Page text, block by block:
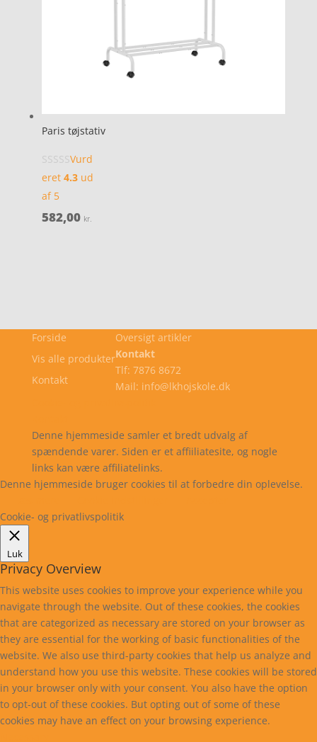
Paris tøjstativ
Vurd
eret 4.3ud
af 5
582,00 kr.
Forside
Vis alle produkter
Kontakt
Oversigt artikler
Kontakt
Tlf: 7876 8672
Mail: info@lkhojskole.dk
Denne hjemmeside samler et bredt udvalg af
spændende varer. Siden er et affiiliatesite, og nogle
links kan være affiliatelinks.
Denne hjemmeside bruger cookies til at forbedre din oplevelse.
Cookie- og privatlivspolitik
Luk
Privacy Overview
This website uses cookies to improve your experience while you
navigate through the website. Out of these cookies, the cookies
that are categorized as necessary are stored on your browser as
they are essential for the working of basic functionalities of the
website. We also use third-party cookies that help us analyze and
understand how you use this website. These cookies will be stored
in your browser only with your consent. You also have the option
to opt-out of these cookies. But opting out of some of these
cookies may have an effect on your browsing experience.